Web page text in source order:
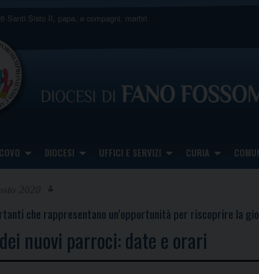
Santi Sisto II, papa, e compagni, martiri
DIOCESI UFFICI E SERVIZI CURIA
che rappresentano un’opportunità per riscoprire la
nuovi parroci: date e orari